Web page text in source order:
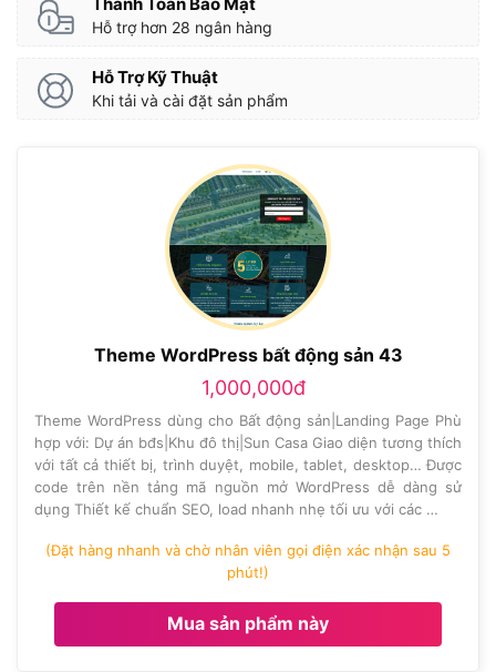
Hỗ trợ hơn 28 ngân hàng
Hỗ Trợ Kỹ Thuật
Khi tải và cài đặt sản phẩm
Theme WordPress bất động sản 43
1,000,000đ
Theme WordPress dùng cho Bất động sản|Landing Page Phù
hợp với: Dự án bđs|Khu đô thị|Sun Casa Giao diện tương thích
với tất cả thiết bị, trình duyệt, mobile, tablet, desktop… Được
code trên nền tảng mã nguồn mở WordPress dễ dàng sử
dụng Thiết kế chuẩn SEO, load nhanh nhẹ tối ưu với các …
(Đặt hàng nhanh và chờ nhân viên gọi điện xác nhận sau 5
phút!)
Mua sản phẩm này